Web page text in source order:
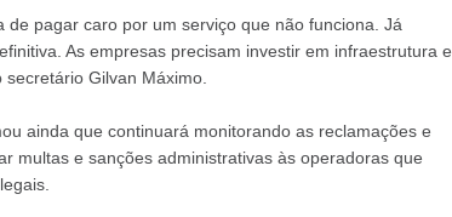
de pagar caro por um serviço que não funciona. Já
As empresas precisam investir em infraestrutura e
Gilvan Máximo.
ainda que continuará monitorando as reclamações e
multas e sanções administrativas às operadoras que